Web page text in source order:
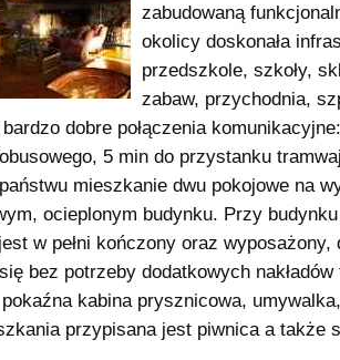
zabudowaną
okolicy doskonała
przedszkole, szkoły,
zabaw, przychodnia,
dobre połączenia
5 min do przystanku
mieszkanie dwu pokojowe na
ocieplonym budynku. Przy
w pełni kończony oraz wyposażony,
bez potrzeby dodatkowych
kabina prysznicowa,
przypisana jest piwnica a także